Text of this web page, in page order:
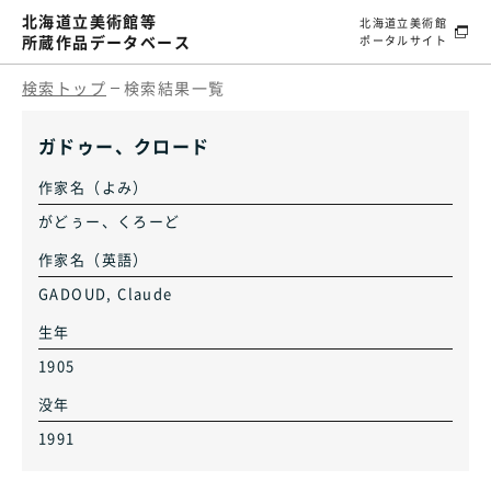
北海道立美術館等
所蔵作品データベース
北海道立美術館
ポータルサイト
検索トップ 検索結果一覧
ガドゥー、クロード
作家名（よみ）
がどぅー、くろーど
作家名（英語）
GADOUD, Claude
生年
1905
没年
1991